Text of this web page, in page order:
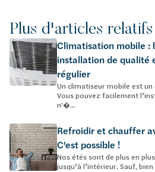
Plus d'articles relatifs
Climatisation mobile :
installation de qualité
régulier
Un climatiseur mobile est
Vous pouvez facilement
n'�...
Refroidir et chauffer
C'est possible !
Nos étés sont de plus en
jusqu’à l’intérieur. Sauf,